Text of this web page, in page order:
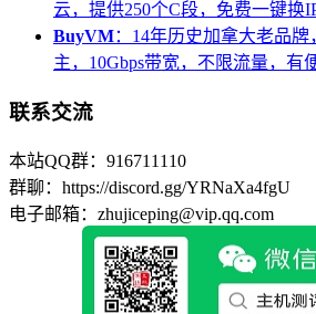
云，提供250个C段，免费一键换
BuyVM：14年历史加拿大老品
主，10Gbps带宽，不限流量，有
联系交流
本站QQ群：916711110
群聊：https://discord.gg/YRNaXa4fgU
电子邮箱：zhujiceping@vip.qq.com